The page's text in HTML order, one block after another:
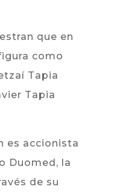
que en
como
Tapia
Tapia
es accionista
Duomed, la
de su